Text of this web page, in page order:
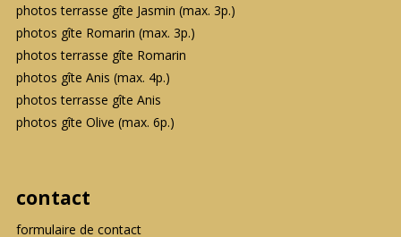
photos terrasse gîte Jasmin (max. 3p.)
photos gîte Romarin (max. 3p.)
photos terrasse gîte Romarin
photos gîte Anis (max. 4p.)
photos terrasse gîte Anis
photos gîte Olive (max. 6p.)
contact
formulaire de contact